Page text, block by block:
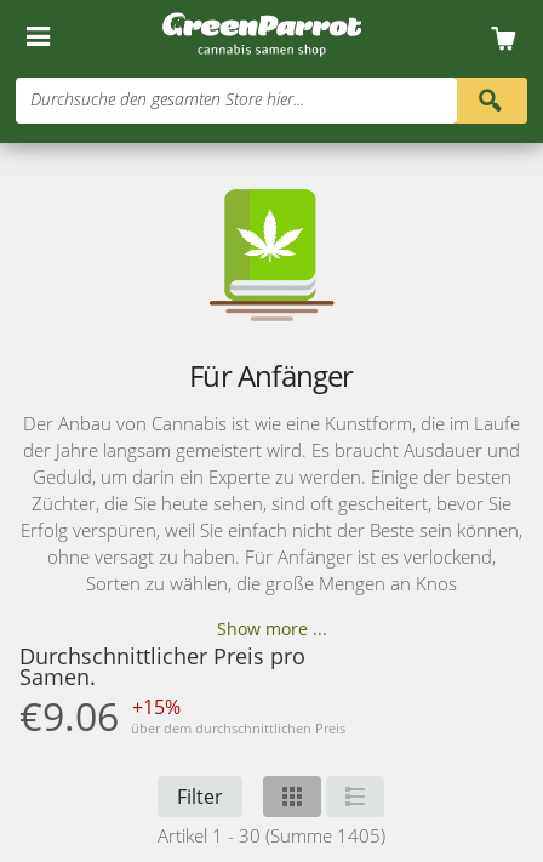
Durchsuche den gesamten Store hier...
Für Anfänger
Der Anbau von Cannabis ist wie eine Kunstform, die im Laufe
der Jahre langsam gemeistert wird. Es braucht Ausdauer und
Geduld, um darin ein Experte zu werden. Einige der besten
Züchter, die Sie heute sehen, sind oft gescheitert, bevor Sie
Erfolg verspüren, weil Sie einfach nicht der Beste sein können,
ohne versagt zu haben. Für Anfänger ist es verlockend,
Sorten zu wählen, die große Mengen an Knos
Show more ...
Durchschnittlicher Preis pro
Samen.
€9.06 +15%
über dem durchschnittlichen Preis
Filter
Artikel 1 - 30 (Summe 1405)